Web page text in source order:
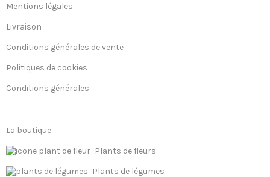
Mentions légales
Livraison
Conditions générales de vente
Politiques de cookies
Conditions générales
La boutique
Plants de fleurs
Plants de légumes